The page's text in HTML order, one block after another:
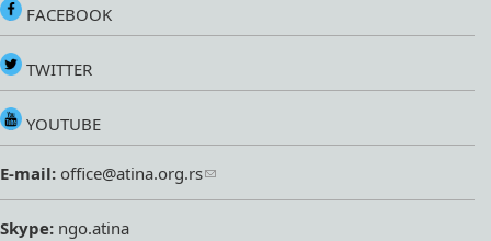
FACEBOOK
TWITTER
YOUTUBE
E-mail: office@atina.org.rs
Skype: ngo.atina